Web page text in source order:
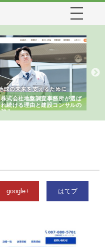
株式会社地盤調査事務所が選ば
れ続ける理由と建設コンサルの
強み
google+ はてブ